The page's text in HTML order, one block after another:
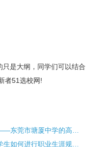
是大纲，同学们可以结合
者51选校网!